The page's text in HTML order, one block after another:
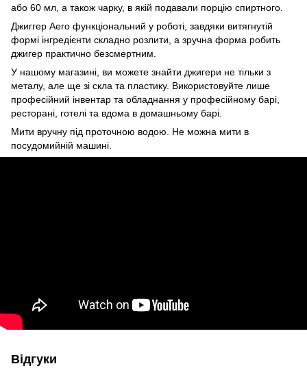
або 60 мл, а також чарку, в якій подавали порцію спиртного.
Джиггер Aero функціональний у роботі, завдяки витягнутій
формі інгредієнти складно розлити, а зручна форма робить
джигер практично безсмертним.
У нашому магазині, ви можете знайти джигери не тільки з
металу, але ще зі скла та пластику. Використовуйте лише
професійний інвентар та обладнання у професійному барі,
ресторані, готелі та вдома в домашньому барі.
Мити вручну під проточною водою. Не можна мити в
посудомийній машині.
Відгуки